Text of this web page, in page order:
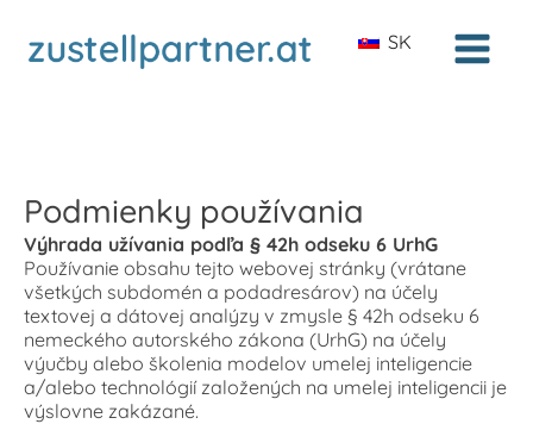
SK
Podmienky používania
Výhrada užívania podľa § 42h odseku 6 UrhG
Používanie obsahu tejto webovej stránky (vrátane
všetkých subdomén a podadresárov) na účely
textovej a dátovej analýzy v zmysle § 42h odseku 6
nemeckého autorského zákona (UrhG) na účely
výučby alebo školenia modelov umelej inteligencie
a/alebo technológií založených na umelej inteligencii je
výslovne zakázané.